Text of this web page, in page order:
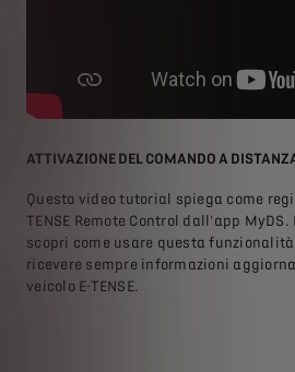
ATTIVAZIONE DEL COMANDO A
Questo video tutorial spiega come
TENSE Remote Control dall'app MyDS.
scopri come usare questa
ricevere sempre informazioni
veicolo E-TENSE.